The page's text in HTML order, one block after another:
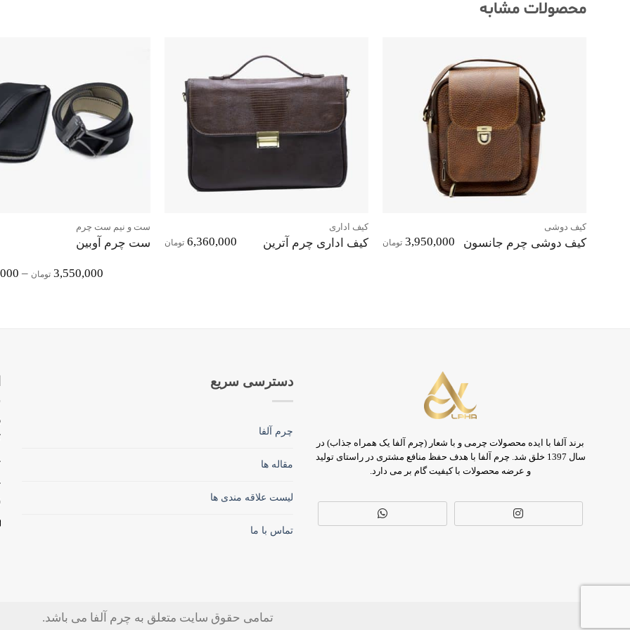
محصولات مشابه
کیف دوشی
کیف دوشی چرم جانسون 3,950,000 تومان
افزودن
به
علاقه
مندی‌ها
کیف اداری
کیف اداری چرم آترین 6,360,000 تومان
ست و نیم ست چرم
ست چرم آوبین
3,550,000 تومان –
برند آلفا با ایده محصولات چرمی و با شعار (چرم آلفا یک همراه جذاب) در
سال 1397 خلق شد. چرم آلفا با هدف حفظ منافع مشتری در راستای تولید
و عرضه محصولات با کیفیت گام بر می دارد.
دسترسی سریع
چرم آلفا
مقاله ها
لیست علاقه مندی ها
تماس با ما
تمامی حقوق سایت متعلق به چرم آلفا می باشد.